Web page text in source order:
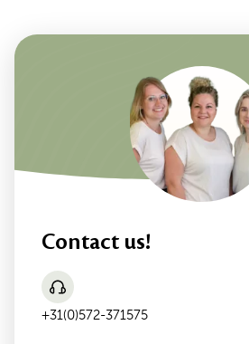
Contact us!
+31(0)572-371575